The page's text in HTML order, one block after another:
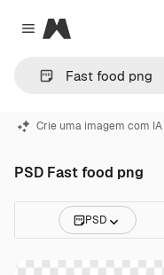
Close menu
Magnific
Crie uma imagem com IA
PSD Fast food png
PSD